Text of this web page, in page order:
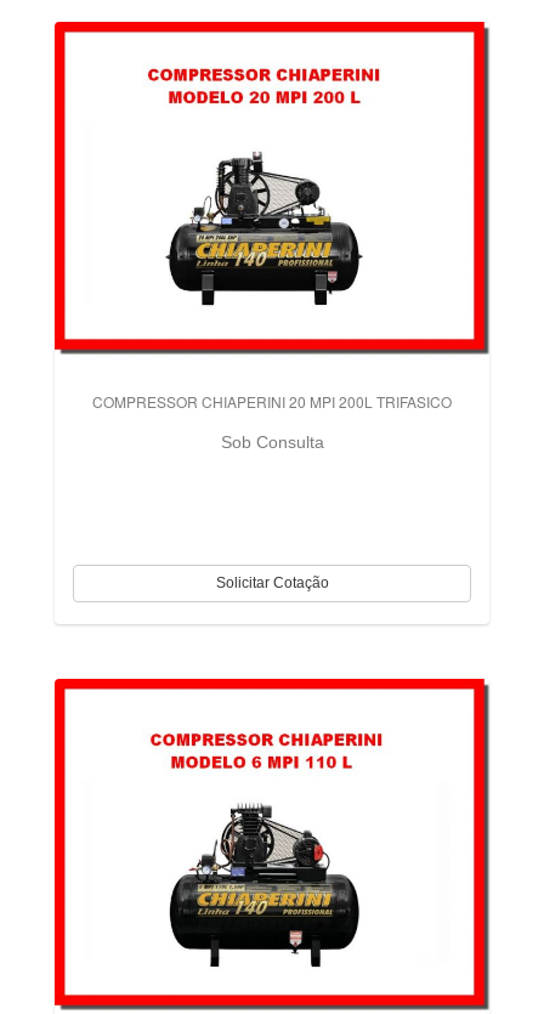
COMPRESSOR CHIAPERINI 20 MPI 200L TRIFASICO
Sob Consulta